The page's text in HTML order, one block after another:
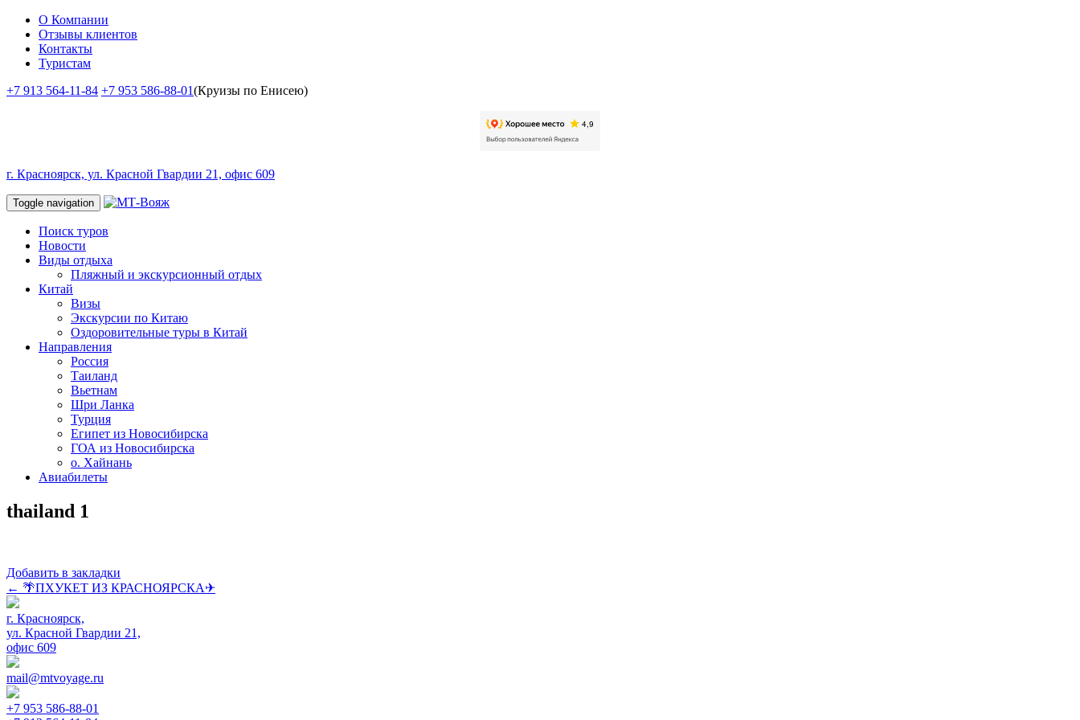
О Компании
Отзывы клиентов
Контакты
Туристам
+7 913 564-11-84 +7 953 586-88-01(Круизы по Енисею)
г. Красноярск, ул. Красной Гвардии 21, офис 609
Toggle navigation
Поиск туров
Новости
Виды отдыха
Пляжный и экскурсионный отдых
Китай
Визы
Экскурсии по Китаю
Оздоровительные туры в Китай
Направления
Россия
Таиланд
Вьетнам
Шри Ланка
Турция
Египет из Новосибирска
ГОА из Новосибирска
о. Хайнань
Авиабилеты
thailand 1
Добавить в закладки
Post
navigation
← 🌴ПХУКЕТ ИЗ КРАСНОЯРСКА✈
г. Красноярск,
ул. Красной Гвардии 21,
офис 609
mail@mtvoyage.ru
+7 953 586-88-01